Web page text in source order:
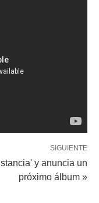
SIGUIENTE
y anuncia un
próximo álbum »